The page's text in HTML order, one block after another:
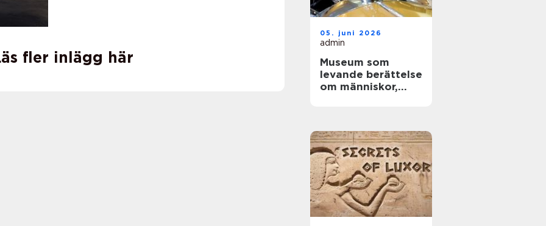
fler inlägg här
05. juni 2026
admin
Museum som
levande berättelse
om människor,